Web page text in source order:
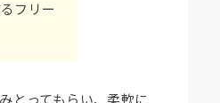
フリー